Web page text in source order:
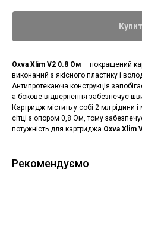
Oxva Xlim V2 0.8 Ом – покращений
виконаний з якісного пластику і
Антипротекаюча конструкція
а бокове відвернення забезпечує
Картридж містить у собі 2 мл рідини
сітці з опором 0,8 Ом, тому
потужність для картриджа Oxva Xlim
Рекомендуємо